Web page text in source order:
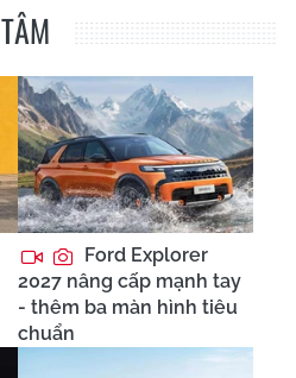
Ford Explorer
2027 nâng cấp mạnh tay
- thêm ba màn hình tiêu
chuẩn